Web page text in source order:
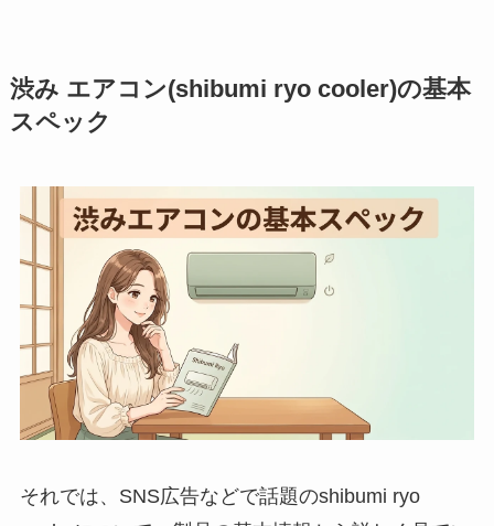
渋み エアコン(shibumi ryo cooler)の基本
スペック
それでは、SNS広告などで話題のshibumi ryo